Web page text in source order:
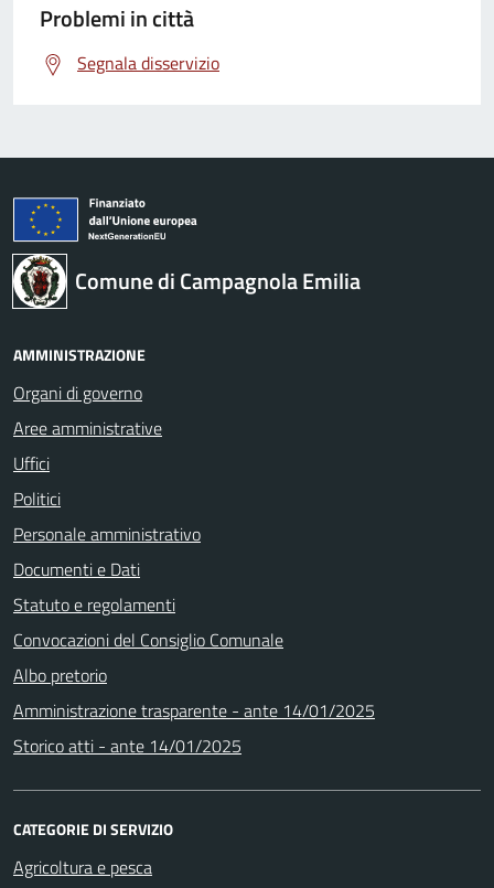
Problemi in città
Segnala disservizio
Comune di Campagnola Emilia
AMMINISTRAZIONE
Organi di governo
Aree amministrative
Uffici
Politici
Personale amministrativo
Documenti e Dati
Statuto e regolamenti
Convocazioni del Consiglio Comunale
Albo pretorio
Amministrazione trasparente - ante 14/01/2025
Storico atti - ante 14/01/2025
CATEGORIE DI SERVIZIO
Agricoltura e pesca